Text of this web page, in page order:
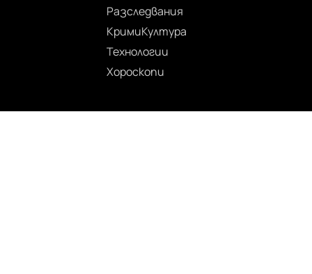
Разследвания
КримиКултура
Технологии
Хороскопи